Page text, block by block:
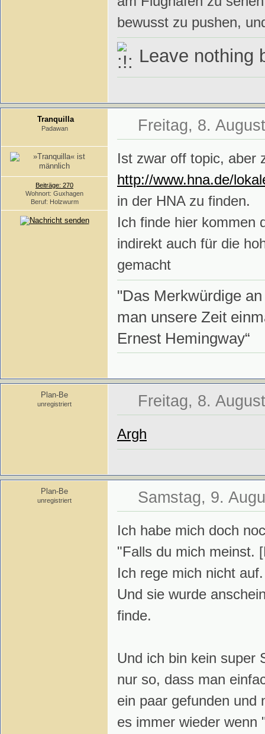
bewusst zu pushen,
Leave nothing
Tranquilla
Padawan
Beiträge: 270
Wohnort: Guxhagen
Beruf: Holzwurm
Freitag, 8.
Ist zwar off topic, aber
http://www.hna.de/
in der HNA zu finden.
Ich finde hier kommen
indirekt auch für die
gemacht
"Das Merkwürdige
man unsere Zeit
Ernest Hemingway“
Plan-Be
unregistriert Freitag, 8.
Argh
Plan-Be
unregistriert Samstag, 9.
Ich habe mich doch
"Falls du mich meinst.
Ich rege mich nicht
Und sie wurde
finde.
Und ich bin kein super
nur so, dass man
ein paar gefunden und
es immer wieder wenn